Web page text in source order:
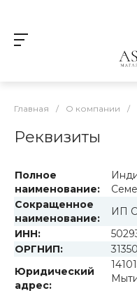
Главная / О компании /
Реквизиты
Полное
наименование:
Сокращенное
наименование:
ИП
ИНН:
ОРГНИП:
Юридический
адрес: